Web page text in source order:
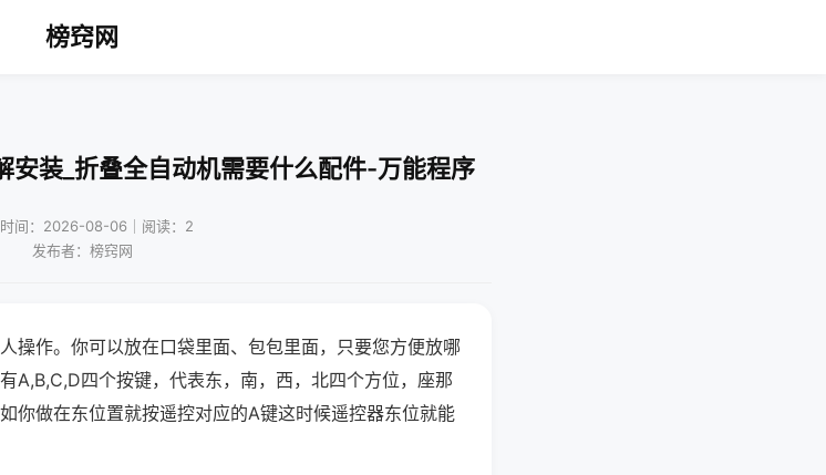
榜窍网
安装_折叠全自动机需要什么配件-万能程序
间：2026-08-06｜阅读：2
发布者：榜窍网
操作。你可以放在口袋里面、包包里面，只要您方便放哪
A,B,C,D四个按键，代表东，南，西，北四个方位，座那
你做在东位置就按遥控对应的A键这时候遥控器东位就能